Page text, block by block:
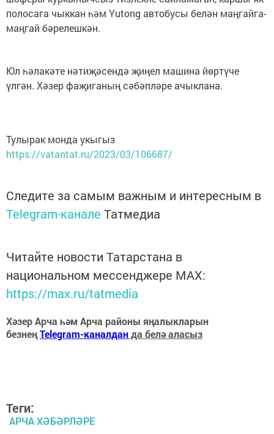
полосага чыккан һәм Yutong автобусы белән маңгайга-
маңгай бәрелешкән.
Юл һәлакәте нәтиҗәсендә җиңел машина йөртүче
үлгән. Хәзер фаҗиганың сәбәпләре ачыклана.
Тулырак монда укыгыз
https://vatantat.ru/2023/03/106687/
Следите за самым важным и интересным в
Telegram-канале Татмедиа
Читайте новости Татарстана в
национальном мессенджере MАХ:
https://max.ru/tatmedia
Хәзер Арча һәм Арча районы яңалыкларын
безнеңTelegram-каналданда белә аласыз
Теги:
АРЧА ХӘБӘРЛӘРЕ